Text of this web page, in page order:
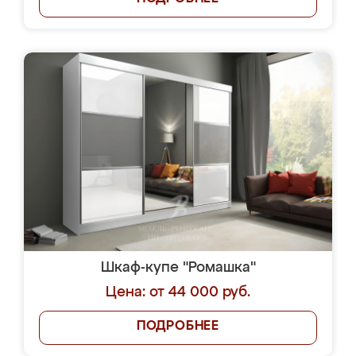
Шкаф-купе "Ромашка"
Цена: от 44 000 руб.
ПОДРОБНЕЕ